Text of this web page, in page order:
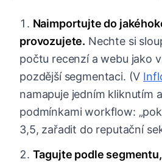
Naimportujte do
provozujete. Nechte si
počtu recenzí a webu jako
pozdější segmentaci. (V
namapuje jedním kliknutím
podmínkami workflow:
3,5, zařadit do reputační
Tagujte podle